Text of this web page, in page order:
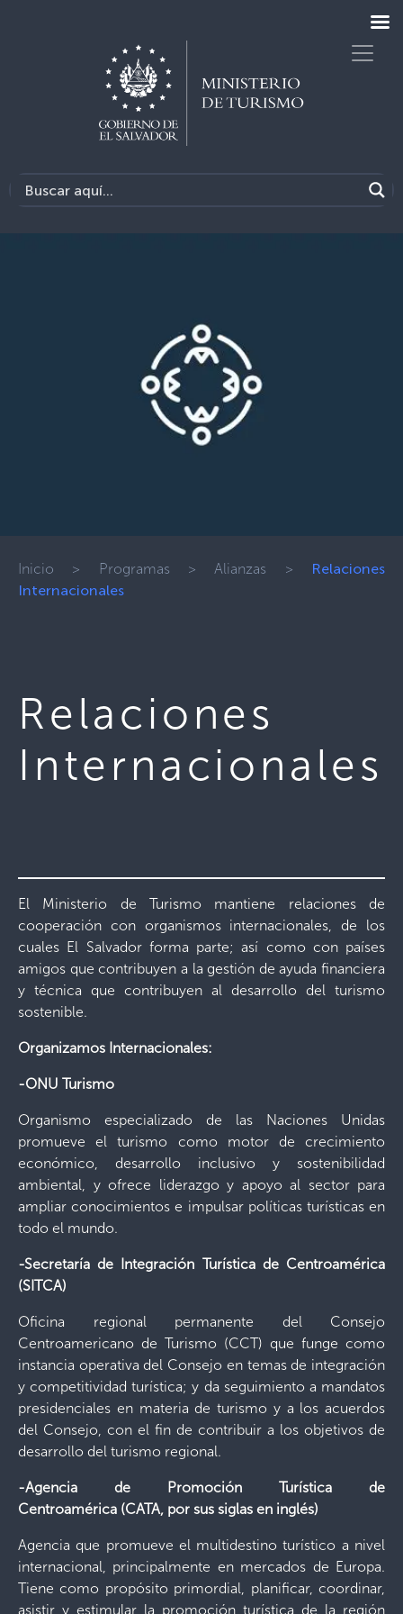
Inicio > Programas >Alianzas >
Relaciones
Internacionales
Relaciones
Internacionales
El Ministerio de Turismo mantiene relaciones de
cooperación con organismos internacionales, de los
cuales El Salvador forma parte; así como con países
amigos que contribuyen a la gestión de ayuda financiera
y técnica que contribuyen al desarrollo del turismo
sostenible.
Organizamos Internacionales:
-ONU Turismo
Organismo especializado de las Naciones Unidas
promueve el turismo como motor de crecimiento
económico, desarrollo inclusivo y sostenibilidad
ambiental, y ofrece liderazgo y apoyo al sector para
ampliar conocimientos e impulsar políticas turísticas en
todo el mundo.
-Secretaría de Integración Turística de Centroamérica
(SITCA)
Oficina regional permanente del Consejo
Centroamericano de Turismo (CCT) que funge como
instancia operativa del Consejo en temas de integración
y competitividad turística; y da seguimiento a mandatos
presidenciales en materia de turismo y a los acuerdos
del Consejo, con el fin de contribuir a los objetivos de
desarrollo del turismo regional.
-Agencia de Promoción Turística de
Centroamérica (CATA, por sus siglas en inglés)
Agencia que promueve el multidestino turístico a nivel
internacional, principalmente en mercados de Europa.
Tiene como propósito primordial, planificar, coordinar,
asistir y estimular la promoción turística de la región